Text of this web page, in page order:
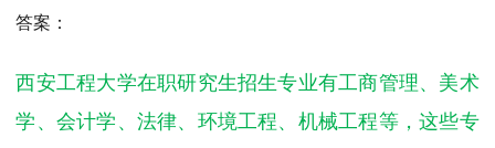
考试真题
MTA旅游管理
院校库 考试报名 招生政策 学制学费
报名流程
答案：
西安工程大学在职研究生招生专业有工商管理、美术
学、会计学、法律、环境工程、机械工程等，这些专